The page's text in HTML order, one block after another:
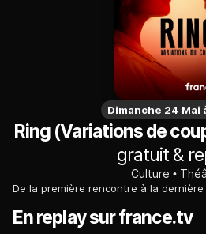
Dimanche 24 Mai
Ring (Variations de
gratuit &
Culture
En replay sur france.tv